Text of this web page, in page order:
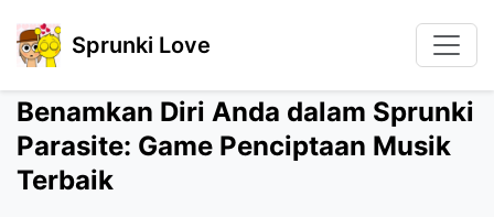
Sprunki Love
Benamkan Diri Anda dalam Sprunki
Parasite: Game Penciptaan Musik
Terbaik